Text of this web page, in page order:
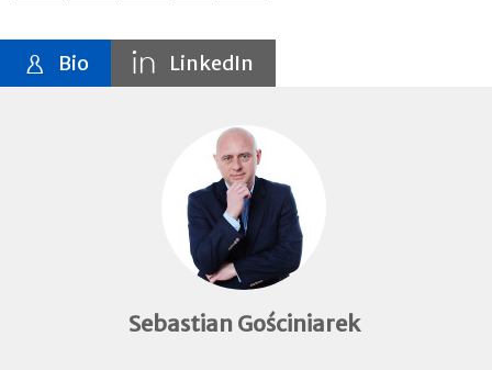
Bio LinkedIn
Sebastian Gościniarek